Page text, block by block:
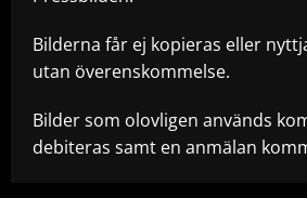
Bilderna får ej kopieras eller
utan överenskommelse.
Bilder som olovligen används
debiteras samt en anmälan